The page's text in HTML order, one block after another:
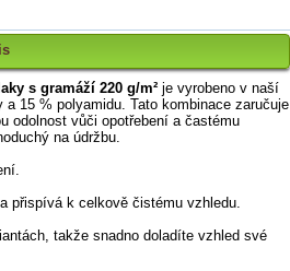
s gramáží 220 g/m²je vyrobeno v naší
15 % polyamidu. Tato kombinace zaručuje
odolnost vůči opotřebení a častému
na údržbu.
přispívá k celkově čistému vzhledu.
takže snadno doladíte vzhled své